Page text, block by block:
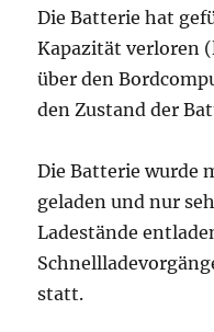
Die Batterie hat
Kapazität verloren
über den
den Zustand der
Die Batterie wurde
geladen und nur
Ladestände
statt.